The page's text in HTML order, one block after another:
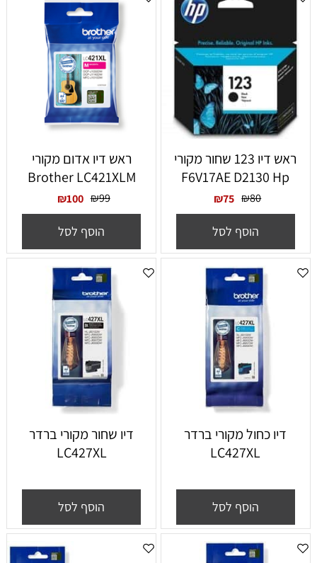
ראש דיו 123 שחור מקורי
F6V17AE D2130 Hp
₪80
₪75
הוסף לסל
‏ראש דיו אדום מקורי
Brother LC421XLM
₪99
₪100
הוסף לסל
דיו כחול מקורי ברדר
LC427XL
הוסף לסל
דיו שחור מקורי ברדר
LC427XL
הוסף לסל